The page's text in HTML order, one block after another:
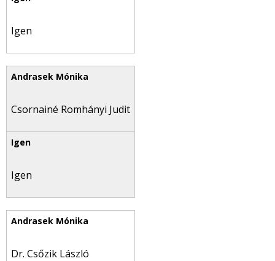
Igen
Csornainé Romhányi Judit
Igen
Dr. Csőzik László